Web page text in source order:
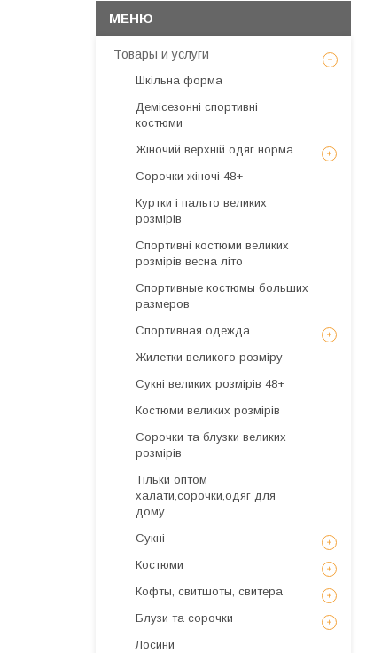
Товары и услуги
Шкільна форма
Демісезонні спортивні
костюми
Жіночий верхній одяг норма
Сорочки жіночі 48+
Куртки і пальто великих
розмірів
Спортивні костюми великих
розмірів весна літо
Спортивные костюмы больших
размеров
Спортивная одежда
Жилетки великого розміру
Сукні великих розмірів 48+
Костюми великих розмірів
Сорочки та блузки великих
розмірів
Тільки оптом
халати,сорочки,одяг для
дому
Сукні
Костюми
Кофты, свитшоты, свитера
Блузи та сорочки
Лосини